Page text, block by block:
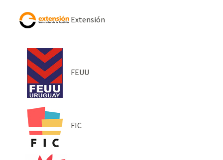
Extensión
FEUU
FIC